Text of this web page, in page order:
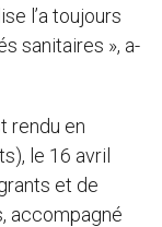
l’a toujours
sanitaires », a-
rendu en
le 16 avril
et de
accompagné